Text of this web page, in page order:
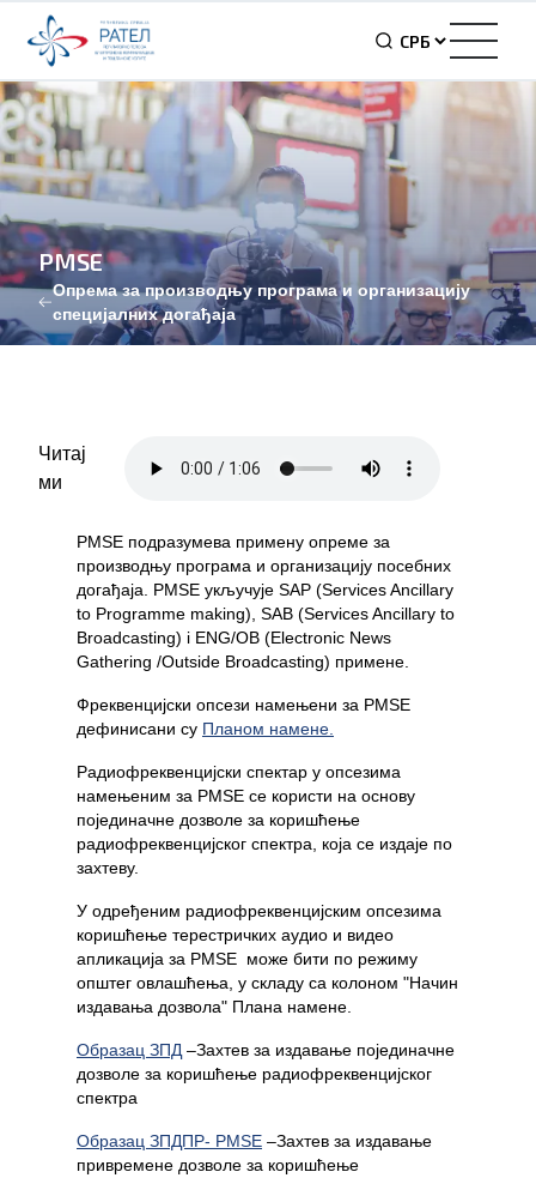
PMSE
Oпрема за производњу програма и организацију
специјалних догађаја
Читај
ми
PMSE подразумева примену опреме за
производњу програма и организацију посебних
догађаја. PMSE укључује SAP (Services Ancillary
to Programme making), SAB (Services Ancillary to
Broadcasting) i ENG/OB (Electronic News
Gathering /Outside Broadcasting) примене.
Фреквенцијски опсези намењени за PMSE
дефинисани су Планом намене.
Радиофреквенцијски спектар у опсезима
намењеним за PMSE се користи на основу
појединачне дозволе за коришћење
радиофреквенцијског спектра, која се издаје по
захтеву.
У одређеним радиофреквенцијским опсезима
коришћење терестричких аудио и видео
апликација за PMSE може бити по режиму
општег овлашћења, у складу са колоном "Начин
издавања дозвола" Плана намене.
Oбразац ЗПД –Захтев за издавање појeдиначне
дозволе за коришћење радиофреквенцијског
спектра
Oбразац ЗПДПР- PMSE –Захтев за издавање
привремене дозволе за коришћење